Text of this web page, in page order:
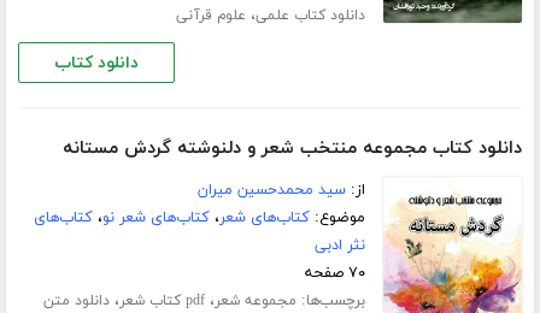
دانلود کتاب علمی، علوم قرآنی
دانلود کتاب
دانلود کتاب مجموعه منتخب شعر و دلنوشته گردش مستانه
از:سید محمدحسین میران
موضوع:کتاب‌های شعر،کتاب‌های شعر نو،کتاب‌های
نثر ادبی
۷۰ صفحه
برچسب‌ها: مجموعه شعر،pdf کتاب شعر ،دانلود متن